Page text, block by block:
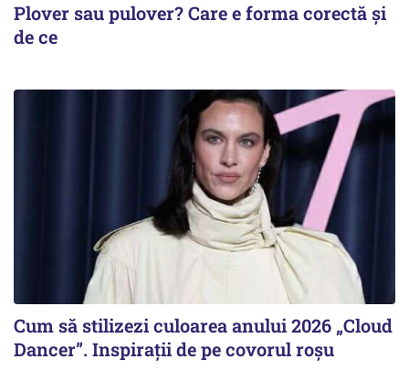
Plover sau pulover? Care e forma corectă și
de ce
Cum să stilizezi culoarea anului 2026 „Cloud
Dancer”. Inspirații de pe covorul roșu